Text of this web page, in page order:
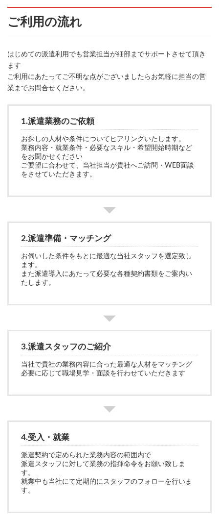
ご利用の流れ
はじめての派遣利用でも営業担当が細部までサポートさせて頂き
ます
ご利用にあたってご不明な点がございましたらお気軽に担当の営
業までお問合せください。
1.派遣業務のご依頼
お探しの人材や条件についてヒアリングいたします。
業務内容・就業条件・必要なスキル・希望開始時期など
をお聞かせください
ご要望に合わせて、当社担当が貴社へご訪問・WEB面談
をさせていただきます。
2.派遣準備・マッチング
お伺いした条件をもとに最適な当社スタッフを選定致し
ます。
また派遣導入にあたって必要な各種契約書類をご案内い
たします。
3.派遣スタッフのご紹介
当社で貴社の業務内容に合った最適な人材をマッチング
必要に応じて職場見学・面談を行わせていただきます
4.受入・就業
派遣契約で定められた業務内容の範囲内で
派遣スタッフに対して業務の指揮命令をお願い致しま
す。
就業中も当社にて定期的にスタッフのフォローを行いま
す。